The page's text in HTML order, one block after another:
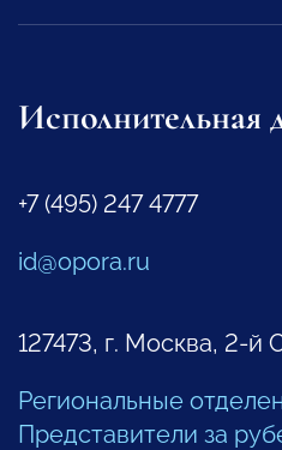
Исполнительная
+7 (495) 247 4777
id@opora.ru
127473, г. Москва, 2-й
Региональные
Представители за